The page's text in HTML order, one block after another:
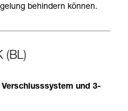
behindern können.
(BL)
und 3-